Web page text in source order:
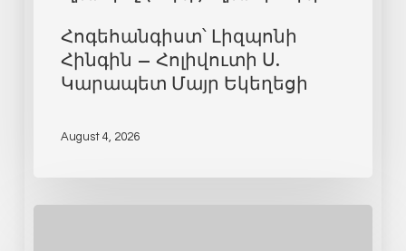
Հոգեհանգիստ՝ Լիզպոնի
Հինգին – Հոլիվուտի Ս.
Կարապետ Մայր Եկեղեցի
August 4, 2026